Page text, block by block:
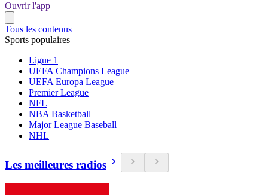
Ouvrir l'app
Tous les contenus
Sports populaires
Ligue 1
UEFA Champions League
UEFA Europa League
Premier League
NFL
NBA Basketball
Major League Baseball
NHL
Les meilleures radios